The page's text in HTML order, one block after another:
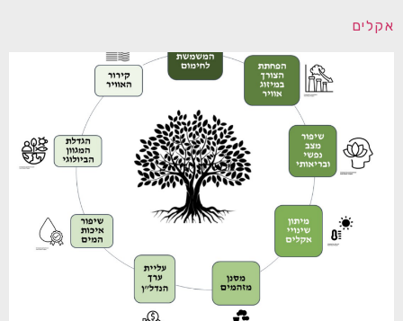
אקלים